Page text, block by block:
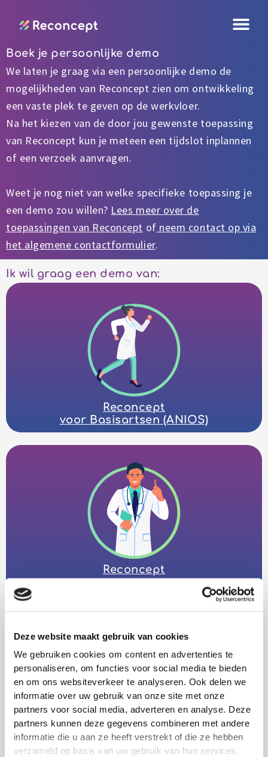
Deze website maakt gebruik van cookies
We gebruiken cookies om content en advertenties te
personaliseren, om functies voor social media te bieden
en om ons websiteverkeer te analyseren. Ook delen we
informatie over uw gebruik van onze site met onze
partners voor social media, adverteren en analyse. Deze
partners kunnen deze gegevens combineren met andere
informatie die u aan ze heeft verstrekt of die ze hebben
verzameld op basis van uw gebruik van hun services.
naar
inhoud
Boek je persoonlijke demo
We laten je graag via een persoonlijke demo de
mogelijkheden van Reconcept zien om ontwikkeling
een vaste plek te geven op de werkvloer.
Na het kiezen van de door jou gewenste toepassing
van Reconcept kun je meteen een tijdslot inplannen
of een verzoek aanvragen.
Weet je nog niet van welke specifieke toepassing je
een demo zou willen? Lees meer over de
toepassingen van Reconcept of neem contact op via
het algemene contactformulier.
Ik wil graag een demo van:
Reconcept
voor Basisartsen (ANIOS)
Reconcept
voor
Reconcept voor een leven lang
ontwikkelen